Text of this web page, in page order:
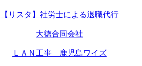
【リスタ】社労士による退職代行
大徳合同会社
ＬＡＮ工事 鹿児島ワイズ